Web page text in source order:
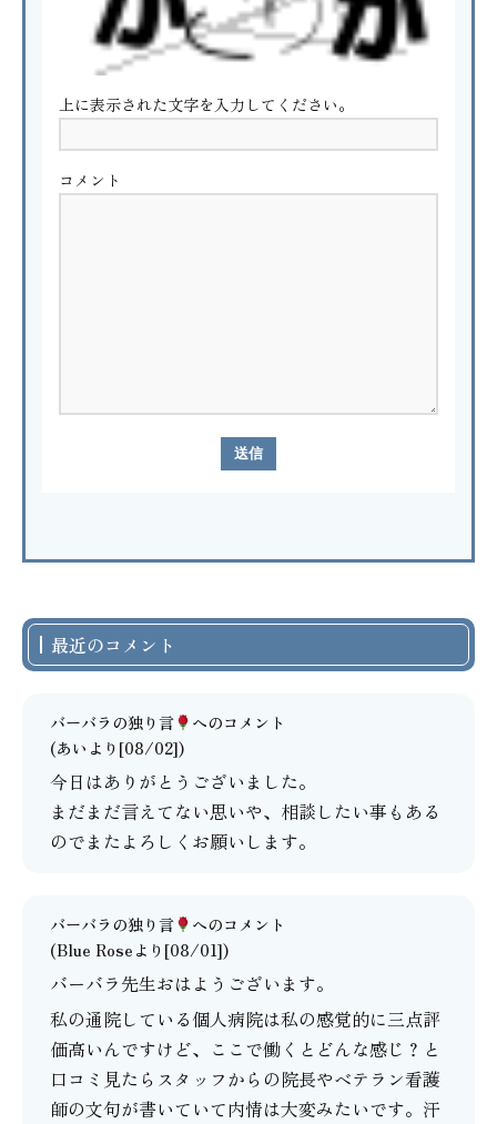
上に表示された文字を入力してください。
コメント
最近のコメント
バーバラの独り言
へのコメント
(あいより[08/02])
今日はありがとうございました。
まだまだ言えてない思いや、相談したい事もある
のでまたよろしくお願いします。
バーバラの独り言
へのコメント
(Blue Roseより[08/01])
バーバラ先生おはようございます。
私の通院している個人病院は私の感覚的に三点評
価高いんですけど、ここで働くとどんな感じ？と
口コミ見たらスタッフからの院長やベテラン看護
師の文句が書いていて内情は大変みたいです。汗